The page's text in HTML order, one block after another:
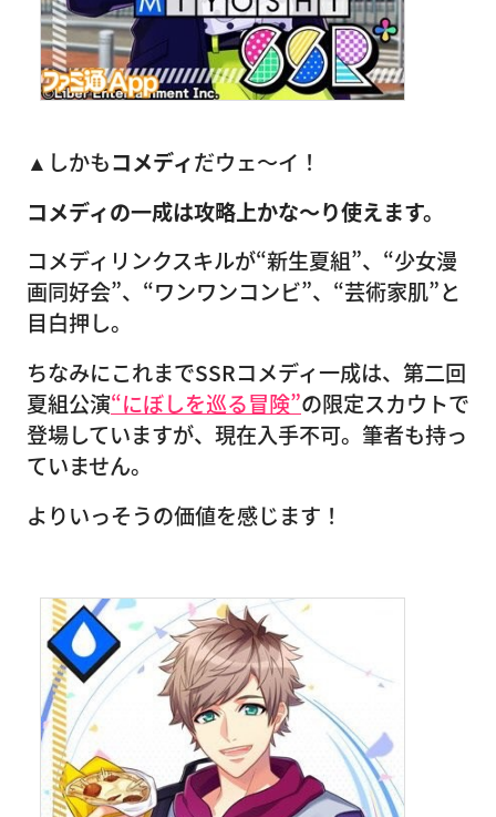
▲しかもコメディだウェ〜イ！
コメディの一成は攻略上かな〜り使えます。
コメディリンクスキルが“新生夏組”、“少女漫
画同好会”、“ワンワンコンビ”、“芸術家肌”と
目白押し。
ちなみにこれまでSSRコメディ一成は、第二回
夏組公演“にぼしを巡る冒険”の限定スカウトで
登場していますが、現在入手不可。筆者も持っ
ていません。
よりいっそうの価値を感じます！